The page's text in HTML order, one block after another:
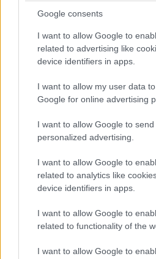
Google consents
I want to allow Google to
related to advertising like
device identifiers in apps.
I want to allow my user data
Google for online advertising
I want to allow Google to send
personalized advertising.
I want to allow Google to
related to analytics like
device identifiers in apps.
I want to allow Google to
related to functionality of the
I want to allow Google to